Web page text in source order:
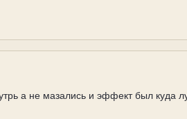
а не мазались и эффект был куда